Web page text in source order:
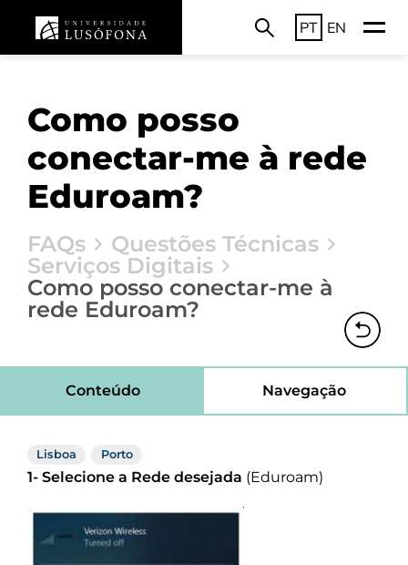
PT EN
Como posso
conectar-me à rede
Eduroam?
FAQs
Questões Técnicas
Serviços Digitais
Como posso conectar-me à
rede Eduroam?
Conteúdo Navegação
Lisboa Porto
1- Selecione a Rede desejada (Eduroam)